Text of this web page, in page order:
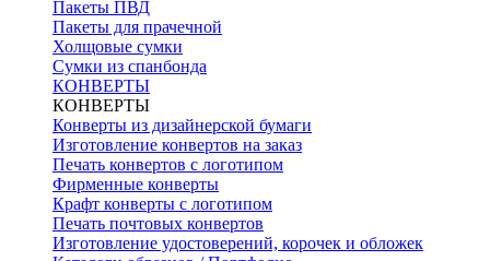
Пакеты ПВД
Пакеты для прачечной
Холщовые сумки
Сумки из спанбонда
КОНВЕРТЫ
КОНВЕРТЫ
Конверты из дизайнерской бумаги
Изготовление конвертов на заказ
Печать конвертов с логотипом
Фирменные конверты
Крафт конверты с логотипом
Печать почтовых конвертов
Изготовление удостоверений, корочек и обложек